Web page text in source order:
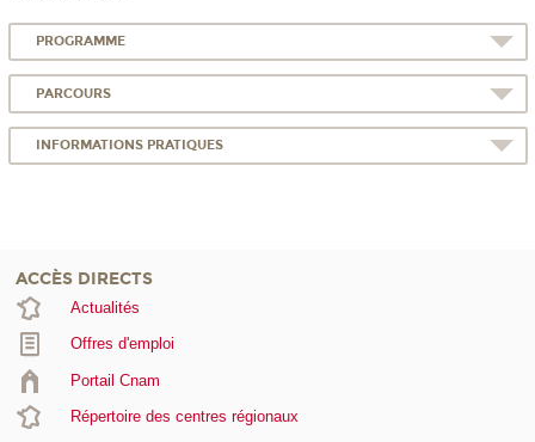
PROGRAMME
PARCOURS
INFORMATIONS PRATIQUES
ACCÈS DIRECTS
Actualités
Offres d'emploi
Portail Cnam
Répertoire des centres régionaux